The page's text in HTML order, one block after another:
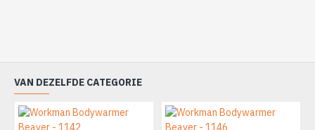
VAN DEZELFDE CATEGORIE